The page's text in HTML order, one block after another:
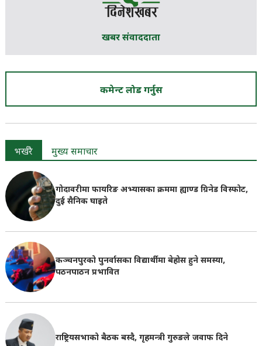
खबर संवाददाता
कमेन्ट लोड गर्नुस
भर्खरै मुख्य समाचार
गोदावरीमा फायरिङ अभ्यासका क्रममा ह्याण्ड ग्रिनेड विस्फोट,
दुई सैनिक घाइते
कञ्चनपुरको पुनर्वासका विद्यार्थीमा बेहोस हुने समस्या,
पठनपाठन प्रभावित
राष्ट्रियसभाको बैठक बस्दै, गृहमन्त्री गुरुङले जवाफ दिने